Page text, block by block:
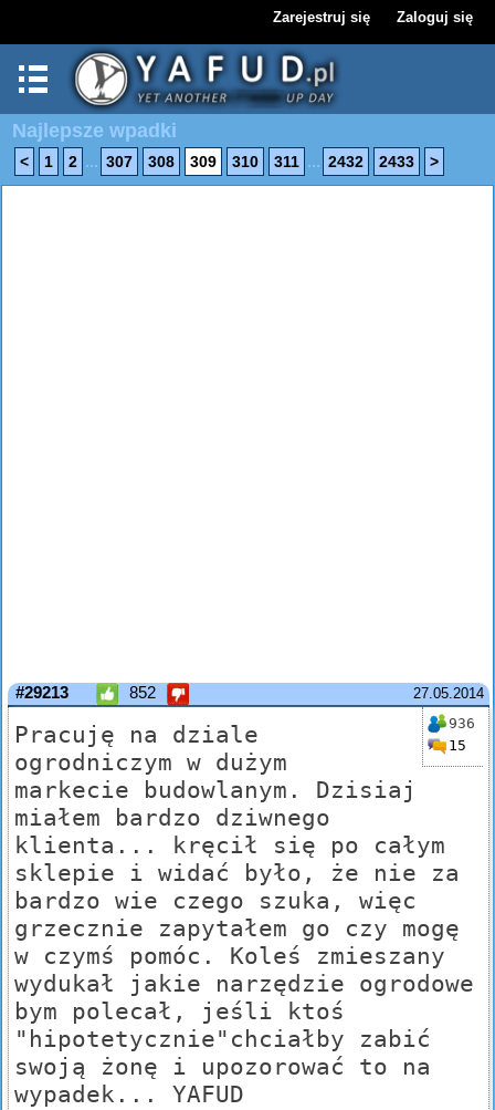
Zarejestruj się Zaloguj się
Najlepsze wpadki
< 1 2 ... 307 308 309 310 311 ... 2432 2433 >
27.05.2014
#29213 852
936
15
Pracuję na dziale
ogrodniczym w dużym
markecie budowlanym. Dzisiaj
miałem bardzo dziwnego
klienta... kręcił się po całym
sklepie i widać było, że nie za
bardzo wie czego szuka, więc
grzecznie zapytałem go czy mogę
w czymś pomóc. Koleś zmieszany
wydukał jakie narzędzie ogrodowe
bym polecał, jeśli ktoś
"hipotetycznie"chciałby zabić
swoją żonę i upozorować to na
wypadek... YAFUD